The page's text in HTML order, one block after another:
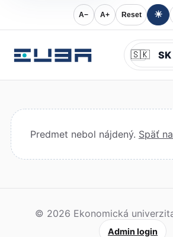
A− A+ Reset ☀
🇸🇰
Predmet nebol nájdený. Späť
© 2026 Ekonomická
Admin login